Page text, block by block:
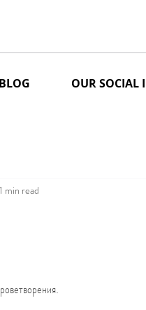
BLOG OUR SOCIAL
1 min read